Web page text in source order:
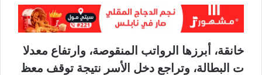
خانقة، أبرزها الرواتب المنقوصة، وارتفاع معدلا
ت البطالة، وتراجع دخل الأسر نتيجة توقف معظ